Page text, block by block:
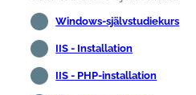
Windows-självstudiekurs
IIS - Installation
IIS - PHP-installation